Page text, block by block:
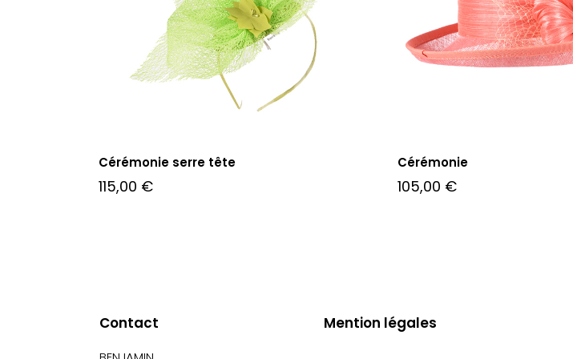
Cérémonie serre tête
115,00 €
Cérémonie
105,00 €
Contact Mention légales